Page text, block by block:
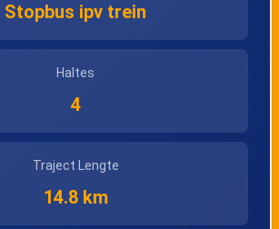
Stopbus ipv trein
Haltes
4
Traject Lengte
14.8 km